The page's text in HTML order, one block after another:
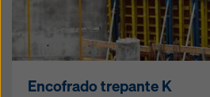
Encofrado trepante K